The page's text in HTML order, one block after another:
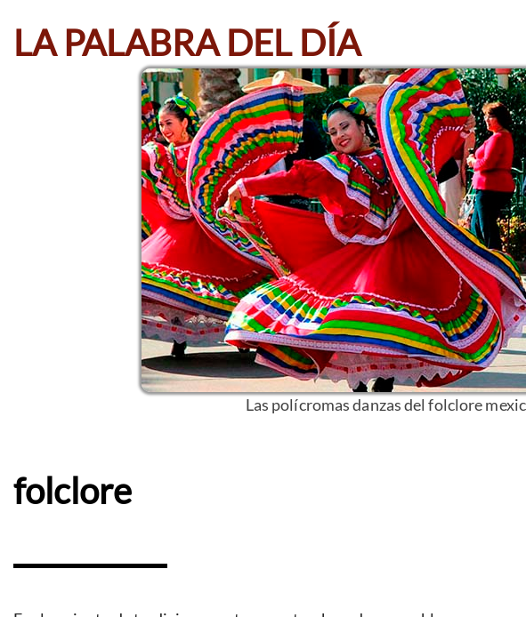
LA PALABRA DEL DÍA
Las polícromas danzas del folclore
folclore